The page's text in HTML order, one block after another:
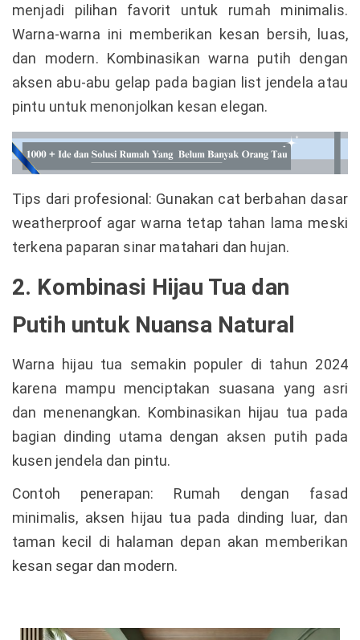
menjadi pilihan favorit untuk rumah minimalis.
Warna-warna ini memberikan kesan bersih, luas,
dan modern. Kombinasikan warna putih dengan
aksen abu-abu gelap pada bagian list jendela atau
pintu untuk menonjolkan kesan elegan.
Tips dari profesional: Gunakan cat berbahan dasar
weatherproof agar warna tetap tahan lama meski
terkena paparan sinar matahari dan hujan.
2. Kombinasi Hijau Tua dan
Putih untuk Nuansa Natural
Warna hijau tua semakin populer di tahun 2024
karena mampu menciptakan suasana yang asri
dan menenangkan. Kombinasikan hijau tua pada
bagian dinding utama dengan aksen putih pada
kusen jendela dan pintu.
Contoh penerapan: Rumah dengan fasad
minimalis, aksen hijau tua pada dinding luar, dan
taman kecil di halaman depan akan memberikan
kesan segar dan modern.